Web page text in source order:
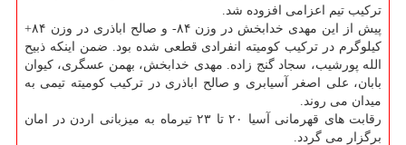
تركیب تیم اعزامی افزوده شد.
پیش از این مهدی خدابخش در وزن ۸۴- و صالح اباذری در وزن ۸۴+
كیلوگرم در تركیب كومیته انفرادی قطعی شده بود. ضمن اینكه ذبیح
الله پورشیب، سجاد گنج زاده. مهدی خدابخش، بهمن عسگری، كیوان
بابان، علی اصغر آسیابری و صالح اباذری در تركیب كومیته تیمی به
میدان می روند.
رقابت های قهرمانی آسیا ۲۰ تا ۲۳ تیرماه به میزبانی اردن در امان
برگزار می گردد.